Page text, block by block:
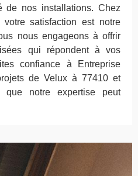
de nos installations. Chez
satisfaction est notre
nous engageons à offrir
qui répondent à vos
confiance à Entreprise
de Velux à 77410 et
que notre expertise peut